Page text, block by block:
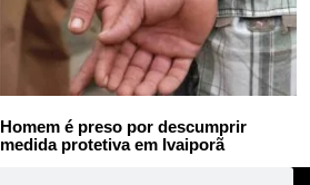
Homem é preso por descumprir
medida protetiva em Ivaiporã